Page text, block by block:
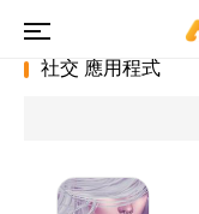
社交 應用程式